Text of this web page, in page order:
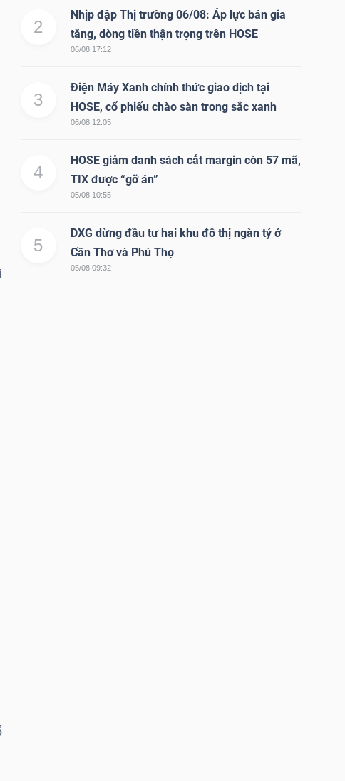
2
Nhịp đập Thị trường 06/08: Áp lực bán gia
tăng, dòng tiền thận trọng trên HOSE
06/08 17:12
3
Điện Máy Xanh chính thức giao dịch tại
HOSE, cổ phiếu chào sàn trong sắc xanh
06/08 12:05
4
HOSE giảm danh sách cắt margin còn 57 mã,
TIX được “gỡ án”
05/08 10:55
5
DXG dừng đầu tư hai khu đô thị ngàn tỷ ở
Cần Thơ và Phú Thọ
05/08 09:32